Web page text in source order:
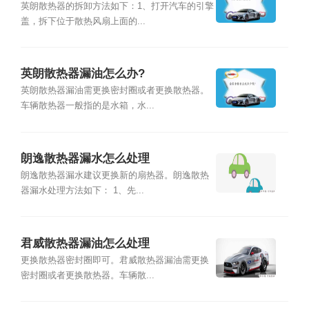
英朗散热器的拆卸方法如下：1、打开汽车的引擎
盖，拆下位于散热风扇上面的...
英朗散热器漏油怎么办?
英朗散热器漏油需更换密封圈或者更换散热器。
车辆散热器一般指的是水箱，水...
朗逸散热器漏水怎么处理
朗逸散热器漏水建议更换新的扇热器。朗逸散热
器漏水处理方法如下： 1、先...
君威散热器漏油怎么处理
更换散热器密封圈即可。君威散热器漏油需更换
密封圈或者更换散热器。车辆散...